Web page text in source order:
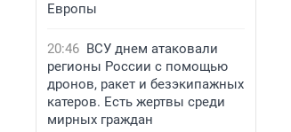
Европы
20:46 ВСУ днем атаковали
регионы России с помощью
дронов, ракет и безэкипажных
катеров. Есть жертвы среди
мирных граждан